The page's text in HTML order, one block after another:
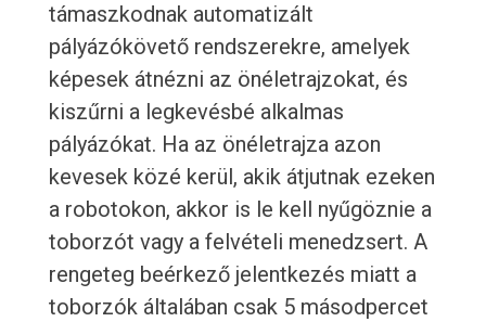
támaszkodnak automatizált
pályázókövető rendszerekre, amelyek
képesek átnézni az önéletrajzokat, és
kiszűrni a legkevésbé alkalmas
pályázókat. Ha az önéletrajza azon
kevesek közé kerül, akik átjutnak ezeken
a robotokon, akkor is le kell nyűgöznie a
toborzót vagy a felvételi menedzsert. A
rengeteg beérkező jelentkezés miatt a
toborzók általában csak 5 másodpercet